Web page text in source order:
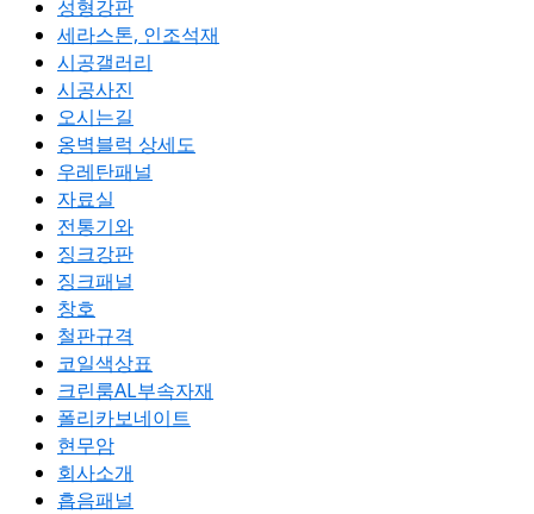
성형강판
세라스톤, 인조석재
시공갤러리
시공사진
오시는길
옹벽블럭 상세도
우레탄패널
자료실
전통기와
징크강판
징크패널
창호
철판규격
코일색상표
크린룸AL부속자재
폴리카보네이트
현무암
회사소개
흡음패널